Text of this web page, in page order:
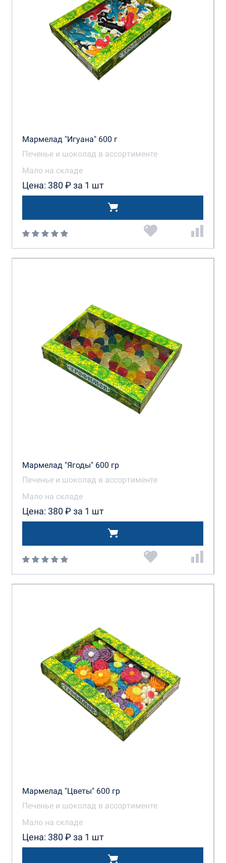
Мармелад "Игуана" 600 г
Печенье и шоколад в ассортименте
Мало на складе
Цена: 380 ₽ за 1 шт
Мармелад "Ягоды" 600 гр
Печенье и шоколад в ассортименте
Мало на складе
Цена: 380 ₽ за 1 шт
Мармелад "Цветы" 600 гр
Печенье и шоколад в ассортименте
Мало на складе
Цена: 380 ₽ за 1 шт